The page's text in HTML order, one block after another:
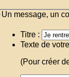
Un message, un
Titre :
Texte de
(Pour créer